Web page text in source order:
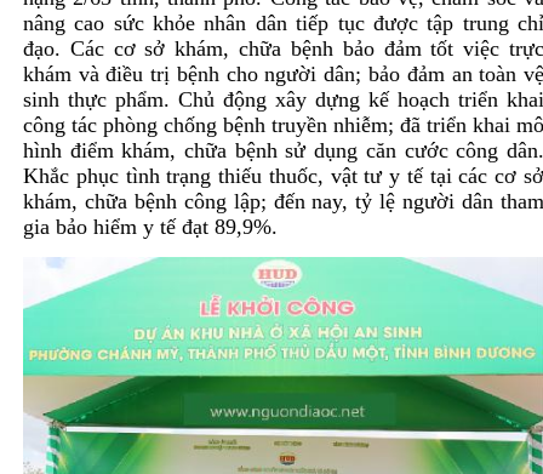
nâng cao sức khỏe nhân dân tiếp tục được tập trung
đạo. Các cơ sở khám, chữa bệnh bảo đảm tốt việc
khám và điều trị bệnh cho người dân; bảo đảm an toàn
sinh thực phẩm. Chủ động xây dựng kế hoạch triển
công tác phòng chống bệnh truyền nhiễm; đã triển khai
hình điểm khám, chữa bệnh sử dụng căn cước công
Khắc phục tình trạng thiếu thuốc, vật tư y tế tại các cơ
khám, chữa bệnh công lập; đến nay, tỷ lệ người dân
gia bảo hiểm y tế đạt 89,9%.